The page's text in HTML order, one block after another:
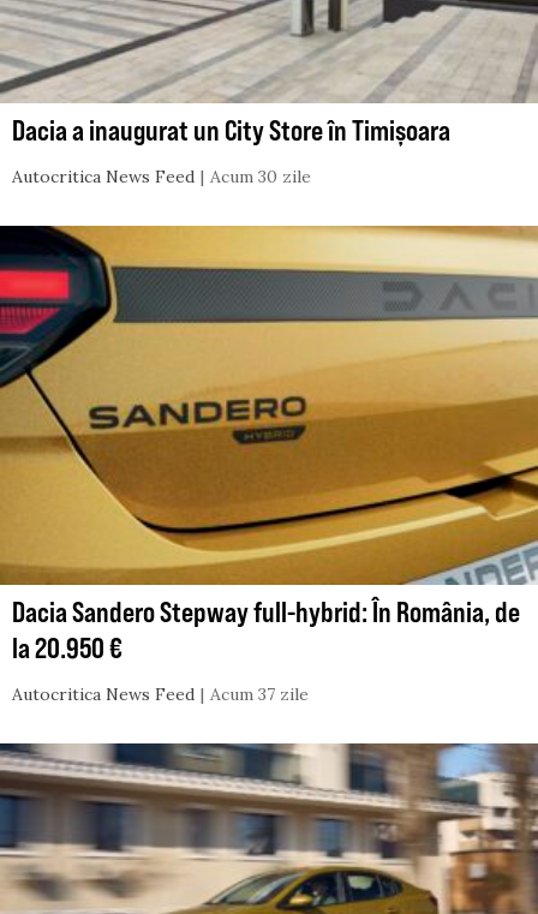
Dacia a inaugurat un City Store în Timișoara
Autocritica News Feed Acum 30 zile
Dacia Sandero Stepway full-hybrid: În România, de
la 20.950 €
Autocritica News Feed Acum 37 zile